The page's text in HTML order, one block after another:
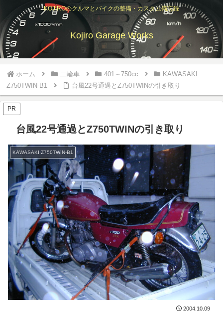
KOJIROのクルマとバイクの整備・カスタム備忘録
Kojiro Garage Works
ホーム 二輪車 401～750cc
KAWASAKI
Z750TWIN-B1
台風22号通過とZ750TWINの引き取り
PR
台風22号通過とZ750TWINの引き取り
KAWASAKI Z750TWIN-B1
2004.10.09